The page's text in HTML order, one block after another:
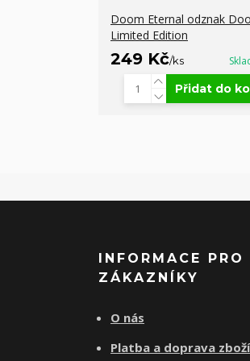
Doom Eternal odznak
Limited Edition
249 Kč/ks
Přidat do
INFORMACE PRO
ZÁKAZNÍKY
O nás
Platba a doprava zboží